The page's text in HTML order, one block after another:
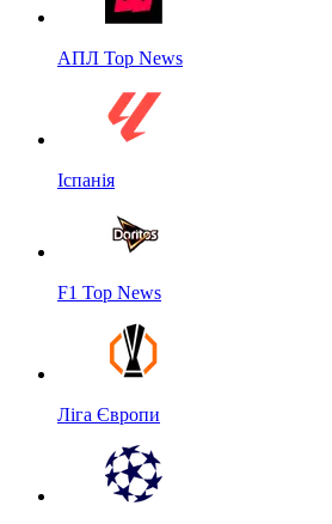
АПЛ Top News
Іспанія
F1 Top News
Ліга Європи